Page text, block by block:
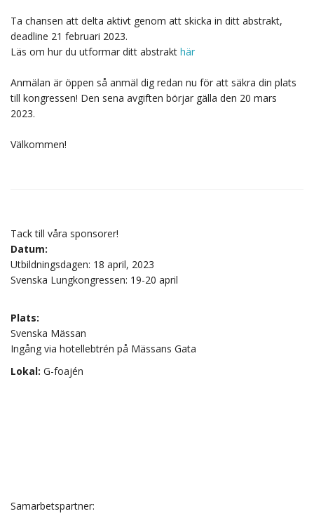
Ta chansen att delta aktivt genom att skicka in ditt abstrakt,
deadline 21 februari 2023.
Läs om hur du utformar ditt abstrakt här
Anmälan är öppen så anmäl dig redan nu för att säkra din plats
till kongressen! Den sena avgiften börjar gälla den 20 mars
2023.
Välkommen!
Tack till våra sponsorer!
Datum:
Utbildningsdagen: 18 april, 2023
Svenska Lungkongressen: 19-20 april
Plats:
Svenska Mässan
Ingång via hotellebtrén på Mässans Gata
Lokal: G-foajén
Samarbetspartner: